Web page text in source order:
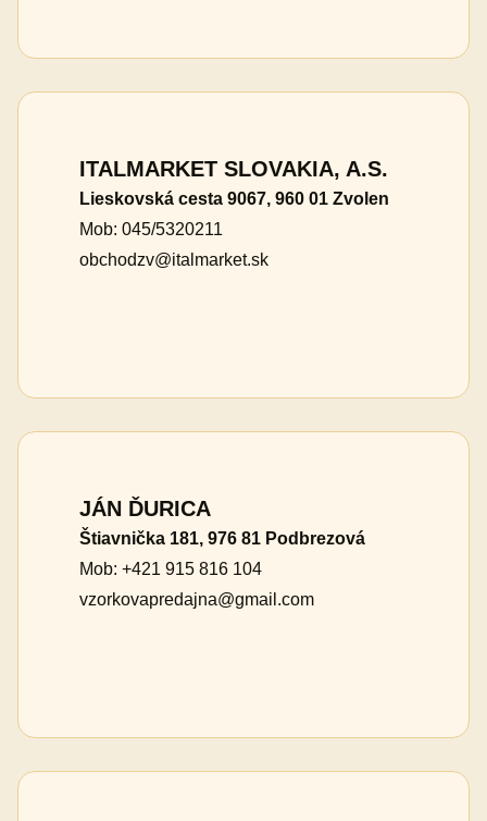
ITALMARKET SLOVAKIA, A.S.
Lieskovská cesta 9067, 960 01 Zvolen
Mob: 045/5320211
obchodzv@italmarket.sk
JÁN ĎURICA
Štiavnička 181, 976 81 Podbrezová
Mob: +421 915 816 104
vzorkovapredajna@gmail.com